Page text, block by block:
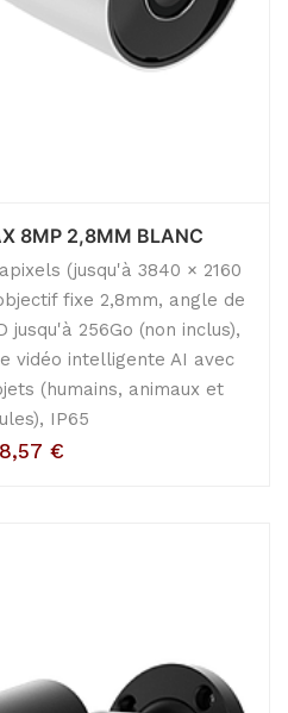
8MP 2,8MM BLANC
(jusqu'à 3840 × 2160
fixe 2,8mm, angle de
jusqu'à 256Go (non inclus),
vidéo intelligente AI avec
(humains, animaux et
IP65
€